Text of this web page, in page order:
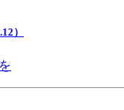
）